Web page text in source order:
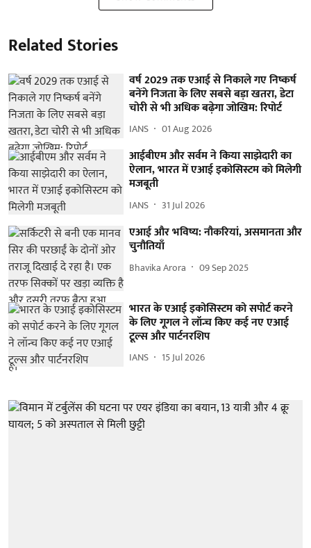
Related Stories
वर्ष 2029 तक एआई से निकाले गए निष्कर्ष
बनेंगे निजता के लिए सबसे बड़ा खतरा, डेटा
चोरी से भी अधिक बढ़ेगा जोखिम: रिपोर्ट
IANS 01 Aug 2026
आईबीएम और सर्वम ने किया साझेदारी का
ऐलान, भारत में एआई इकोसिस्टम को मिलेगी
मजबूती
IANS 31 Jul 2026
एआई और भविष्य: नौकरियां, असमानता और
चुनौतियाँ
Bhavika Arora 09 Sep 2025
भारत के एआई इकोसिस्टम को सपोर्ट करने
के लिए गूगल ने लॉन्च किए कई नए एआई
टूल्स और पार्टनरशिप
IANS 15 Jul 2026